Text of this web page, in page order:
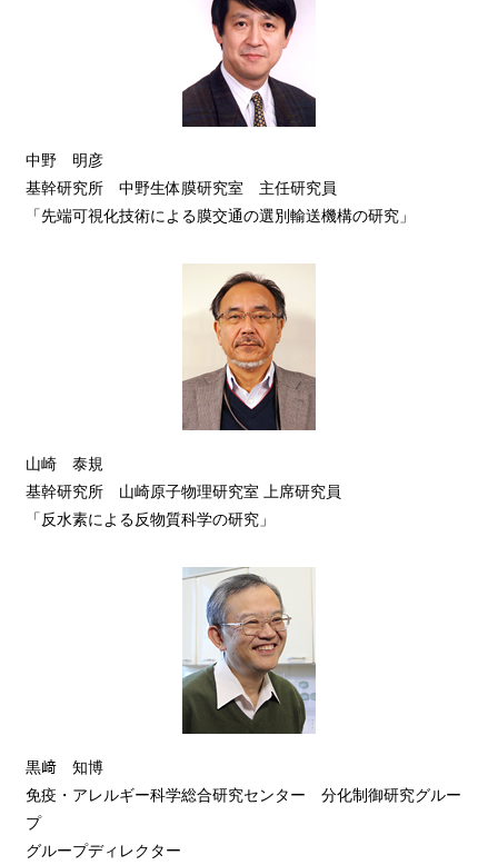
中野 明彦
基幹研究所 中野生体膜研究室 主任研究員
「先端可視化技術による膜交通の選別輸送機構の研究」
山崎 泰規
基幹研究所 山崎原子物理研究室 上席研究員
「反水素による反物質科学の研究」
黒﨑 知博
免疫・アレルギー科学総合研究センター 分化制御研究グルー
プ
グループディレクター